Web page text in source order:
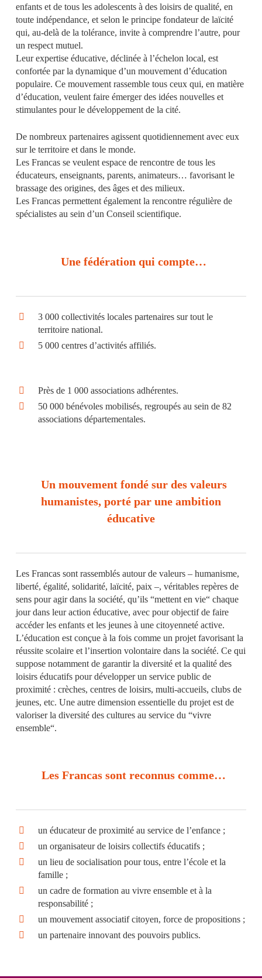
enfants et de tous les adolescents à des loisirs de qualité, en
toute indépendance, et selon le principe fondateur de laïcité
qui, au-delà de la tolérance, invite à comprendre l’autre, pour
un respect mutuel.
Leur expertise éducative, déclinée à l’échelon local, est
confortée par la dynamique d’un mouvement d’éducation
populaire. Ce mouvement rassemble tous ceux qui, en matière
d’éducation, veulent faire émerger des idées nouvelles et
stimulantes pour le développement de la cité.
De nombreux partenaires agissent quotidiennement avec eux
sur le territoire et dans le monde.
Les Francas se veulent espace de rencontre de tous les
éducateurs, enseignants, parents, animateurs… favorisant le
brassage des origines, des âges et des milieux.
Les Francas permettent également la rencontre régulière de
spécialistes au sein d’un Conseil scientifique.
Une fédération qui compte…
3 000 collectivités locales partenaires sur tout le
territoire national.
5 000 centres d’activités affiliés.
Près de 1 000 associations adhérentes.
50 000 bénévoles mobilisés, regroupés au sein de 82
associations départementales.
Un mouvement fondé sur des valeurs
humanistes, porté par une ambition
éducative
Les Francas sont rassemblés autour de valeurs – humanisme,
liberté, égalité, solidarité, laïcité, paix –, véritables repères de
sens pour agir dans la société, qu’ils “mettent en vie“ chaque
jour dans leur action éducative, avec pour objectif de faire
accéder les enfants et les jeunes à une citoyenneté active.
L’éducation est conçue à la fois comme un projet favorisant la
réussite scolaire et l’insertion volontaire dans la société. Ce qui
suppose notamment de garantir la diversité et la qualité des
loisirs éducatifs pour développer un service public de
proximité : crèches, centres de loisirs, multi-accueils, clubs de
jeunes, etc. Une autre dimension essentielle du projet est de
valoriser la diversité des cultures au service du “vivre
ensemble“.
Les Francas sont reconnus comme…
un éducateur de proximité au service de l’enfance ;
un organisateur de loisirs collectifs éducatifs ;
un lieu de socialisation pour tous, entre l’école et la
famille ;
un cadre de formation au vivre ensemble et à la
responsabilité ;
un mouvement associatif citoyen, force de propositions ;
un partenaire innovant des pouvoirs publics.